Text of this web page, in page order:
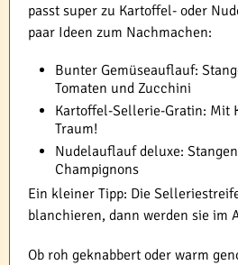
passt super zu Kartoffel- oder
paar Ideen zum Nachmachen:
Bunter Gemüseauflauf:
Tomaten und Zucchini
Kartoffel-Sellerie-Gratin: Mit
Traum!
Nudelauflauf deluxe:
Champignons
Ein kleiner Tipp: Die
blanchieren, dann werden sie im
Ob roh geknabbert oder warm